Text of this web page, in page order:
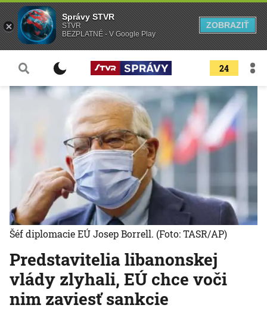
24
Predstavitelia libanonskej
vlády zlyhali, EÚ chce voči
nim zaviesť sankcie
Šéf diplomacie EÚ Josep Borrell. (Foto: TASR/AP)
Správy STVR
STVR
BEZPLATNÉ - V Google Play
ZOBRAZIŤ